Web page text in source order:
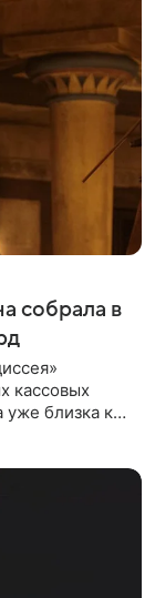
собрала в
кассовых
близка к